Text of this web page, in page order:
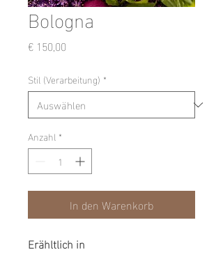
Bologna
€ 150,00
Stil (Verarbeitung) *
Anzahl *
In den Warenkorb
Erähltlich in